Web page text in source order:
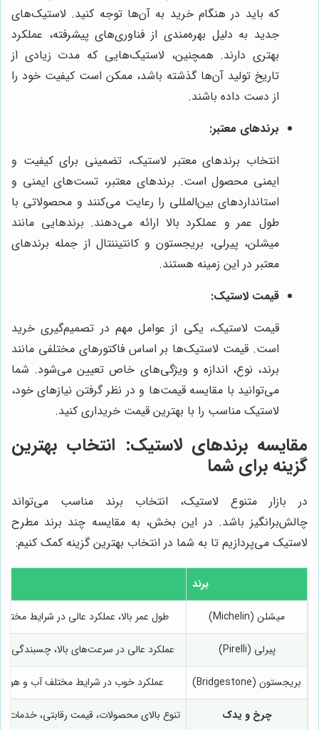
که باید در هنگام خرید به آن‌ها توجه کنید. لاستیک‌های
جدید به دلیل بهره‌مندی از فناوری‌های پیشرفته، عملکرد
بهتری دارند. همچنین، لاستیک‌هایی که مدت زیادی از
تاریخ تولید آن‌ها گذشته باشد، ممکن است کیفیت خود را
از دست داده باشند.
برندهای معتبر:
انتخاب برندهای معتبر لاستیک، تضمینی برای کیفیت و
ایمنی محصول است. برندهای معتبر، تست‌های ایمنی و
استانداردهای بین‌المللی را رعایت می‌کنند و محصولاتی با
طول عمر و عملکرد بالا ارائه می‌دهند. برندهایی مانند
میشلن، پیرلی، بریجستون و کانتیننتال از جمله برندهای
معتبر در این زمینه هستند.
قیمت لاستیک:
قیمت لاستیک، یکی از عوامل مهم در تصمیم‌گیری خرید
است. قیمت لاستیک‌ها بر اساس فاکتورهای مختلفی مانند
برند، نوع، اندازه و ویژگی‌های خاص تعیین می‌شود. شما
می‌توانید با مقایسه قیمت‌ها و در نظر گرفتن نیازهای خود،
لاستیک مناسب را با بهترین قیمت خریداری کنید.
مقایسه برندهای لاستیک: انتخاب بهترین
گزینه برای شما
در بازار متنوع لاستیک، انتخاب برند مناسب می‌تواند
چالش‌برانگیز باشد. در این بخش، به مقایسه چند برند مطرح
لاستیک می‌پردازیم تا به شما در انتخاب بهترین گزینه کمک کنیم:
برند
میشلن (Michelin) طول عمر بالا، عملکرد عالی در شرایط
پیرلی (Pirelli) عملکرد عالی در سرعت‌های بالا، چسبندگی
بریجستون (Bridgestone) عملکرد خوب در شرایط مختلف آب و
چرخ و یدک تنوع بالای محصولات، قیمت رقابتی،